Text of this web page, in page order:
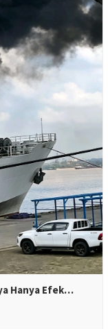
Hanya Efek…